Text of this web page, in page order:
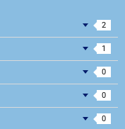
2
1
0
0
0